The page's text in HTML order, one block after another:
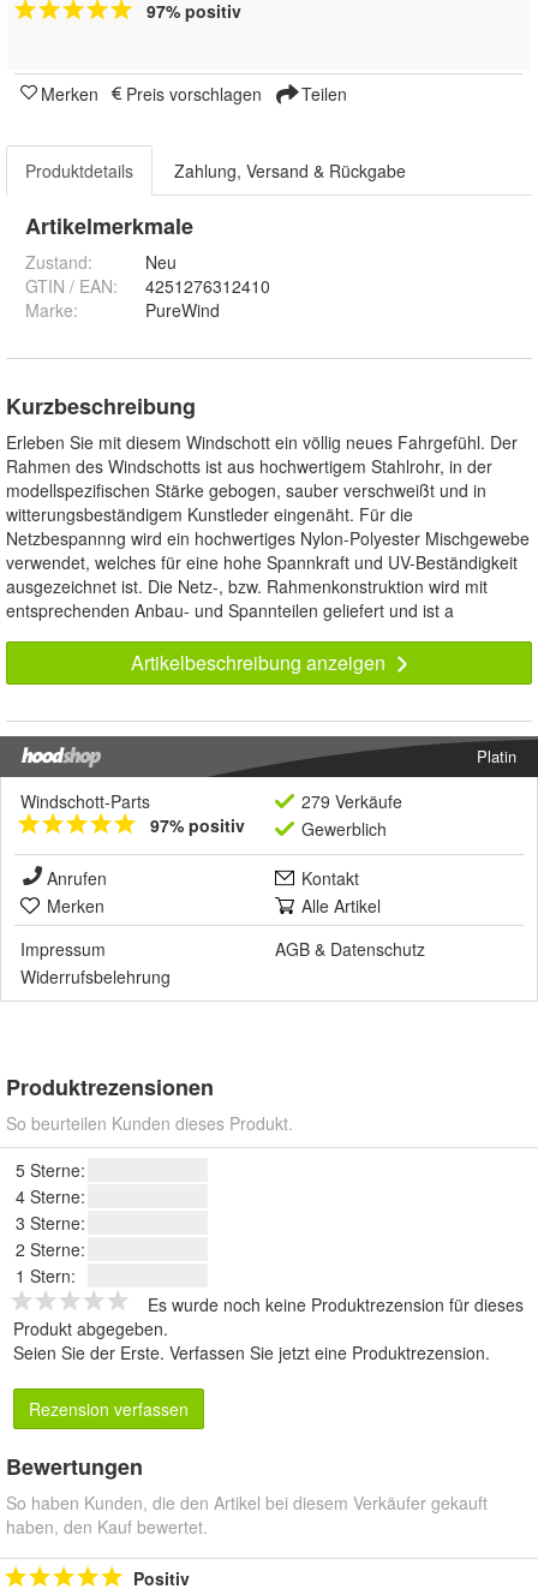
97% positiv
Merken Preis vorschlagen Teilen
Produktdetails Zahlung, Versand & Rückgabe
Artikelmerkmale
Zustand:
Neu
GTIN / EAN:
4251276312410
Marke:
PureWind
Kurzbeschreibung
Erleben Sie mit diesem Windschott ein völlig neues Fahrgefühl. Der
Rahmen des Windschotts ist aus hochwertigem Stahlrohr, in der
modellspezifischen Stärke gebogen, sauber verschweißt und in
witterungsbeständigem Kunstleder eingenäht. Für die
Netzbespannng wird ein hochwertiges Nylon-Polyester Mischgewebe
verwendet, welches für eine hohe Spannkraft und UV-Beständigkeit
ausgezeichnet ist. Die Netz-, bzw. Rahmenkonstruktion wird mit
entsprechenden Anbau- und Spannteilen geliefert und ist a
Artikelbeschreibung anzeigen
Platin
Windschott-Parts
97% positiv
279 Verkäufe
Gewerblich
Anrufen
Kontakt
Merken
Alle Artikel
Impressum
AGB & Datenschutz
Widerrufsbelehrung
Produktrezensionen
So beurteilen Kunden dieses Produkt.
5 Sterne:
4 Sterne:
3 Sterne:
2 Sterne:
1 Stern:
Es wurde noch keine Produktrezension für dieses
Produkt abgegeben.
Seien Sie der Erste. Verfassen Sie jetzt eine Produktrezension.
Rezension verfassen
Bewertungen
So haben Kunden, die den Artikel bei diesem Verkäufer gekauft
haben, den Kauf bewertet.
Positiv